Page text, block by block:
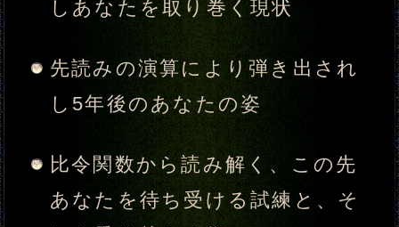
これが原因です。2人の恋の進展
を阻んでいる「障害」
あの人が過去にしてきた恋愛
と、理想の恋人像
注意して下さい。あの人との恋
を終わらせてしまう原因となる
こと